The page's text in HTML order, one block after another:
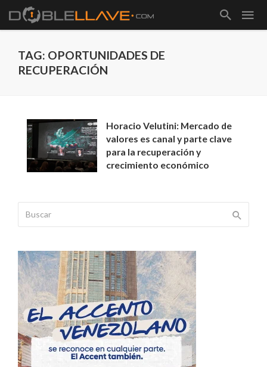
TAG: OPORTUNIDADES DE
RECUPERACIÓN
Horacio Velutini: Mercado de
valores es canal y parte clave
para la recuperación y
crecimiento económico